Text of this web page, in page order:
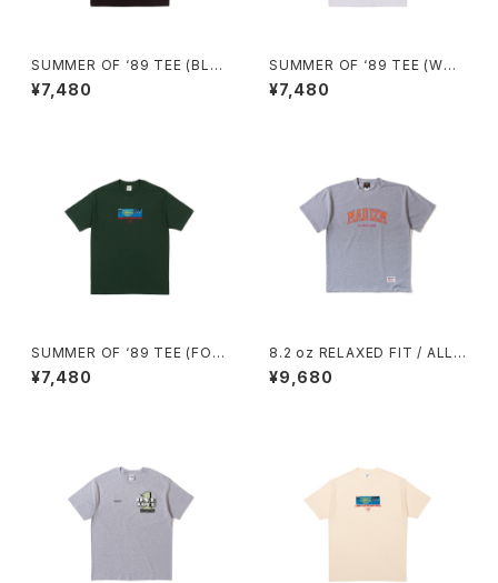
SUMMER OF ‘89 TEE (BLA
CK)
¥7,480
SUMMER OF ‘89 TEE (WHI
TE)
¥7,480
SUMMER OF ‘89 TEE (FOR
EST)
¥7,480
8.2 oz RELAXED FIT / ALL
WE DO TEE (HEATHER GRE
Y)
¥9,680